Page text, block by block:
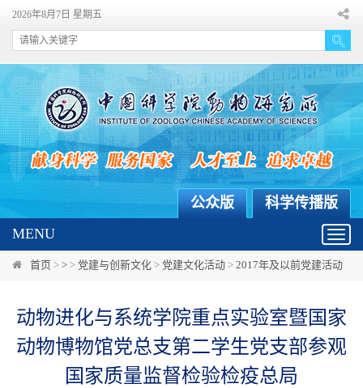
2026年8月7日 星期五
科学传播版
公众版
MENU
首页 > > > 党建与创新文化 > 党建文化活动 > 2017年及以前党建活动
动物进化与系统学院重点实验室暨国家
动物博物馆党总支第二学生党支部参观
国家质量监督检验检疫总局